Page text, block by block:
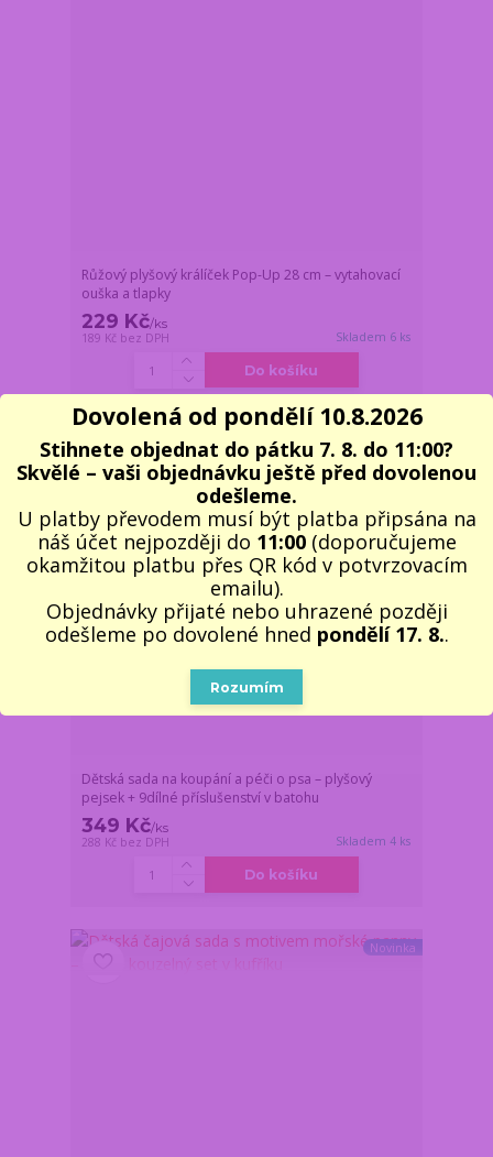
Růžový plyšový králíček Pop-Up 28 cm – vytahovací
ouška a tlapky
229 Kč/ks
189 Kč bez DPH Skladem 6 ks
Do košíku
Novinka
Dětská sada na koupání a péči o psa – plyšový
pejsek + 9dílné příslušenství v batohu
349 Kč/ks
288 Kč bez DPH Skladem 4 ks
Do košíku
Novinka
Dovolená od pondělí 10.8.2026
Stihnete objednat do pátku 7. 8. do 11:00?
Skvělé – vaši objednávku ještě před dovolenou
odešleme.
U platby převodem musí být platba připsána na
náš účet nejpozději do 11:00(doporučujeme
okamžitou platbu přes QR kód v potvrzovacím
emailu).
Objednávky přijaté nebo uhrazené později
odešleme po dovolené hned pondělí 17. 8..
Rozumím